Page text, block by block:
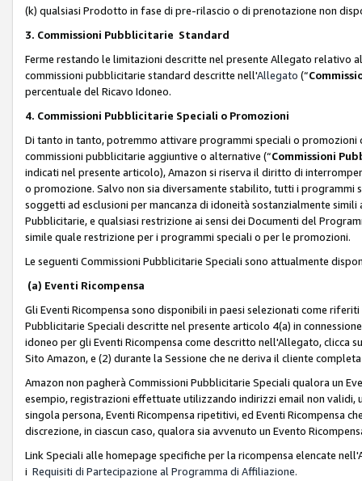
(k) qualsiasi Prodotto in fase di pre-rilascio o di prenotazione non
3. Commissioni Pubblicitarie Standard
Ferme restando le limitazioni descritte nel presente Allegato relativo
commissioni pubblicitarie standard descritte nell'Allegato (“
percentuale del Ricavo Idoneo.
4. Commissioni Pubblicitarie Speciali o Promozioni
Di tanto in tanto, potremmo attivare programmi speciali o
commissioni pubblicitarie aggiuntive o alternative (“Commissioni
indicati nel presente articolo), Amazon si riserva il diritto di
o promozione. Salvo non sia diversamente stabilito, tutti i
soggetti ad esclusioni per mancanza di idoneità sostanzialmente
Pubblicitarie, e qualsiasi restrizione ai sensi dei Documenti del
simile quale restrizione per i programmi speciali o per le promozioni.
Le seguenti Commissioni Pubblicitarie Speciali sono attualmente
(a) Eventi Ricompensa
Gli Eventi Ricompensa sono disponibili in paesi selezionati come
Pubblicitarie Speciali descritte nel presente articolo 4(a) in
idoneo per gli Eventi Ricompensa come descritto nell'Allegato, clicca
Sito Amazon, e (2) durante la Sessione che ne deriva il cliente
Amazon non pagherà Commissioni Pubblicitarie Speciali qualora un
esempio, registrazioni effettuate utilizzando indirizzi email non
singola persona, Eventi Ricompensa ripetitivi, ed Eventi Ricompensa
discrezione, in ciascun caso, qualora sia avvenuto un Evento
Link Speciali alle homepage specifiche per la ricompensa elencate
i Requisiti di Partecipazione al Programma di Affiliazione.